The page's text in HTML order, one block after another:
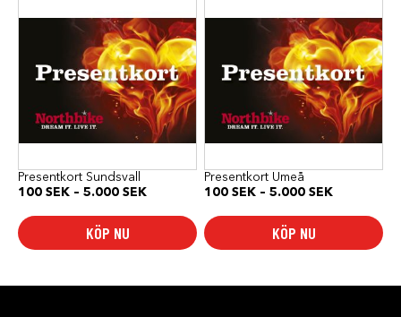
Presentkort Sundsvall
100 SEK – 5.000 SEKPrisintervall:
5.000 SEK
KÖP NU
produkten
varianter.
De
alternativen
kan
väljas
produktsidan
Presentkort Umeå
100 SEK – 5.000 SEK
5.000 SEK
KÖP NU
produkten
varianter.
De
alternativen
kan
väljas
produktsidan